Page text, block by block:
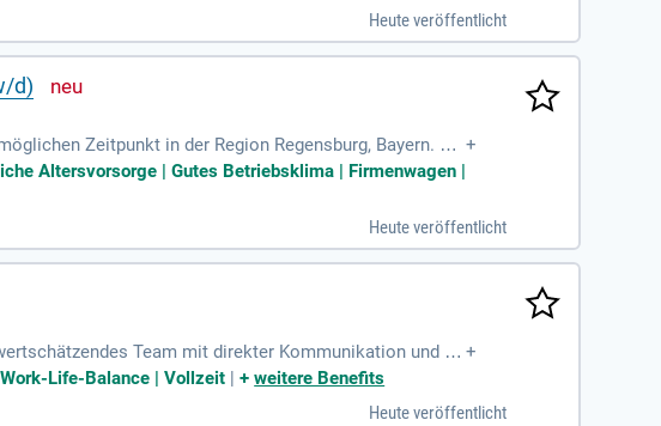
Heute veröffentlicht
d)
Zeitpunkt in der Region Regensburg, Bayern. Al
Produkte für den europäischen Markt. In dieser Vollz
umfassen die selbstständige Planung sowie Durch
Stabilität kombiniert!
+
Altersvorsorge | Gutes Betriebsklima | Firmenwagen |
Heute veröffentlicht
Team mit direkter Kommunikation und fla +
Life-Balance | Vollzeit |+weitere Benefits
Heute veröffentlicht